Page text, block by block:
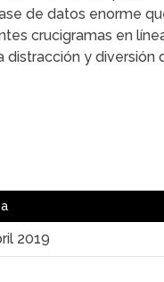
de datos enorme
crucigramas en
y diversión
2019